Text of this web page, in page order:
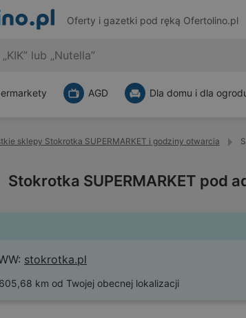
Oferty i gazetki pod ręką Ofertolino.pl
AGD Dla domu i dla
sklepy Stokrotka SUPERMARKET i godziny otwarcia
Stokrotka SUPERMARKET pod
stokrotka.pl
605,68 km od Twojej obecnej lokalizacji